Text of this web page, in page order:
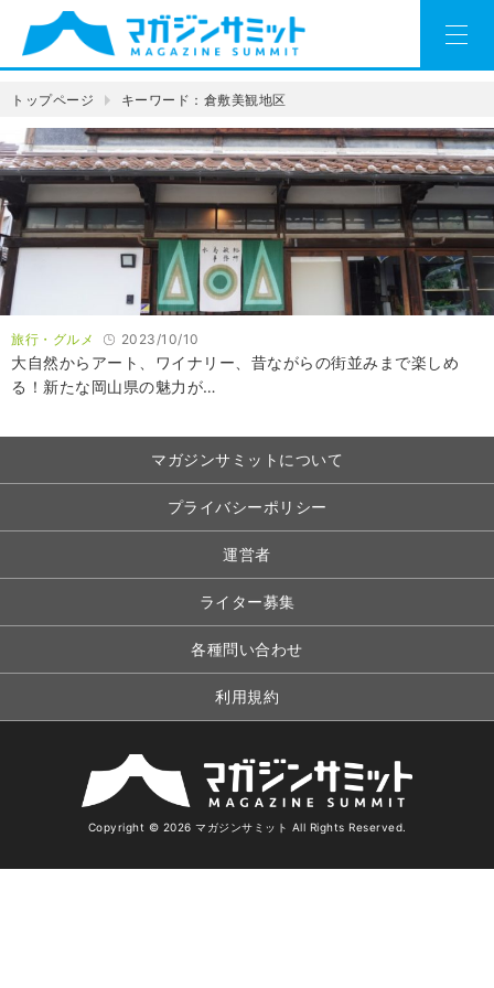
トップページ キーワード：倉敷美観地区
旅行・グルメ 2023/10/10
大自然からアート、ワイナリー、昔ながらの街並みまで楽しめ
る！新たな岡山県の魅力が…
マガジンサミットについて
プライバシーポリシー
運営者
ライター募集
各種問い合わせ
利用規約
Copyright © 2026 マガジンサミット All Rights Reserved.